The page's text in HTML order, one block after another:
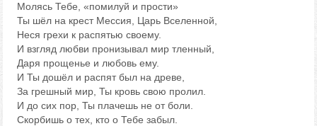
Молясь Тебе, «помилуй и прости»
Ты шёл на крест Мессия, Царь Вселенной,
Неся грехи к распятью своему.
И взгляд любви пронизывал мир тленный,
Даря прощенье и любовь ему.
И Ты дошёл и распят был на древе,
За грешный мир, Ты кровь свою пролил.
И до сих пор, Ты плачешь не от боли.
Скорбишь о тех, кто о Тебе забыл.